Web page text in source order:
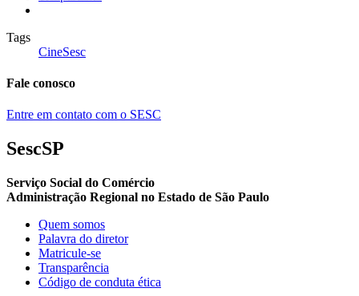
Tags
CineSesc
Fale conosco
Entre em contato com o SESC
SescSP
Serviço Social do Comércio
Administração Regional no Estado de São Paulo
Quem somos
Palavra do diretor
Matricule-se
Transparência
Código de conduta ética